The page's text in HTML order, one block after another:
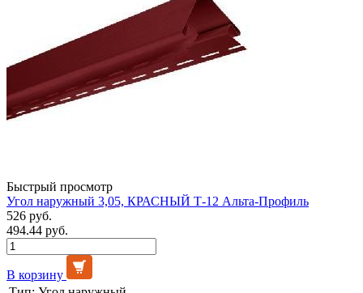
Быстрый просмотр
Угол наружный 3,05, КРАСНЫЙ Т-12 Альта-Профиль
526 руб.
494.44 руб.
В корзину